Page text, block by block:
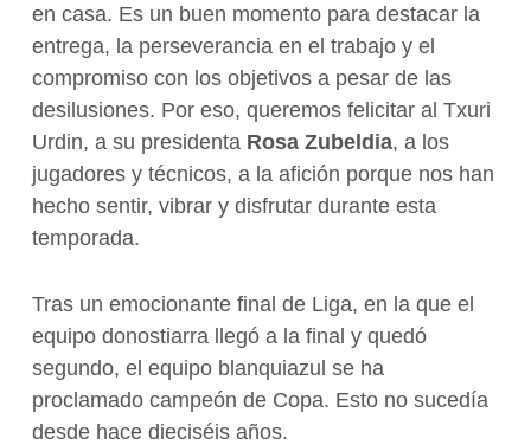
en casa. Es un buen momento para destacar la
entrega, la perseverancia en el trabajo y el
compromiso con los objetivos a pesar de las
desilusiones. Por eso, queremos felicitar al Txuri
Urdin, a su presidenta Rosa Zubeldia, a los
jugadores y técnicos, a la afición porque nos han
hecho sentir, vibrar y disfrutar durante esta
temporada.
Tras un emocionante final de Liga, en la que el
equipo donostiarra llegó a la final y quedó
segundo, el equipo blanquiazul se ha
proclamado campeón de Copa. Esto no sucedía
desde hace dieciséis años.